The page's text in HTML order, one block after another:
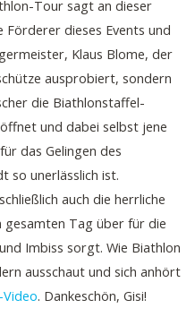
Tour sagt an dieser
Förderer dieses Events und
Klaus Blome, der
ausprobiert, sondern
die Biathlonstaffel-
und dabei selbst jene
das Gelingen des
so unerlässlich ist.
auch die herrliche
Tag über für die
Imbiss sorgt. Wie Biathlon
ausschaut und sich anhört
Video. Dankeschön, Gisi!